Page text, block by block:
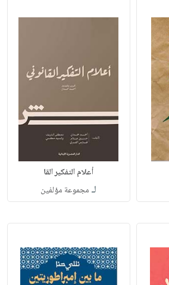
أعلام التفكير القا
لـ مجموعة مؤلفين